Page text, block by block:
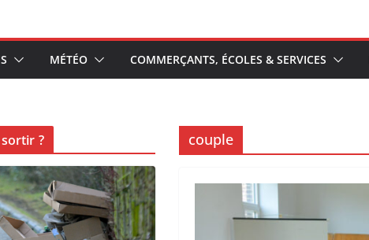
MÉTÉO COMMERÇANTS, ÉCOLES & SERVICES
couple
?